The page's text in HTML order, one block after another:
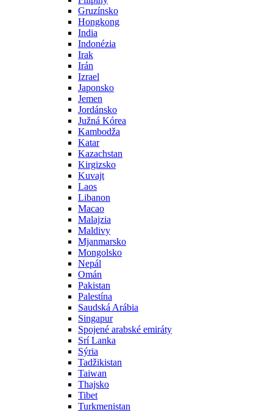
Gruzínsko
Hongkong
India
Indonézia
Irak
Irán
Izrael
Japonsko
Jemen
Jordánsko
Južná Kórea
Kambodža
Katar
Kazachstan
Kirgizsko
Kuvajt
Laos
Libanon
Macao
Malajzia
Maldivy
Mjanmarsko
Mongolsko
Nepál
Omán
Pakistan
Palestína
Saudská Arábia
Singapur
Spojené arabské emiráty
Srí Lanka
Sýria
Tadžikistan
Taiwan
Thajsko
Tibet
Turkmenistan